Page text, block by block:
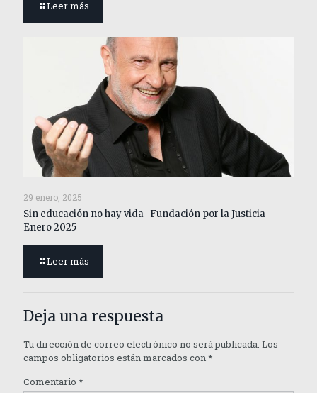
Leer más
29 enero, 2025
Sin educación no hay vida- Fundación por la Justicia –
Enero 2025
Leer más
Deja una respuesta
Tu dirección de correo electrónico no será publicada. Los
campos obligatorios están marcados con*
Comentario *